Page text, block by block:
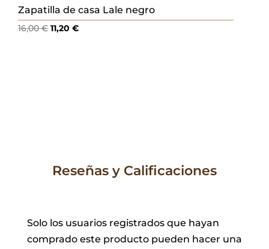
Zapatilla de casa Lale negro
16,00€El
11,20€El
Reseñas y Calificaciones
Solo los usuarios registrados que hayan
comprado este producto pueden hacer una